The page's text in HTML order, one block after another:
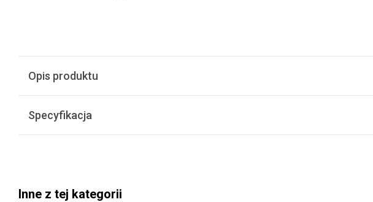
Opis produktu
Specyfikacja
Inne z tej kategorii